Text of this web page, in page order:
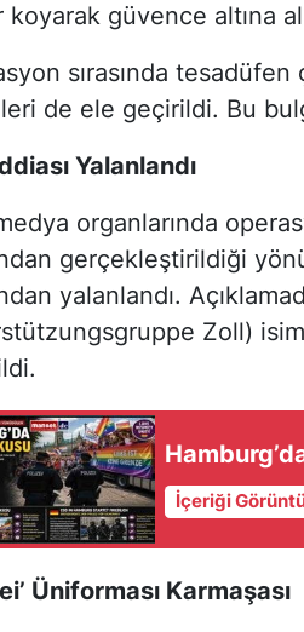
güvence altına
sırasında
de ele geçirildi. Bu
Yalanlandı
organlarında
gerçekleştirildiği
yalanlandı.
Zoll)
İçeriği
Üniforması Karmaşası